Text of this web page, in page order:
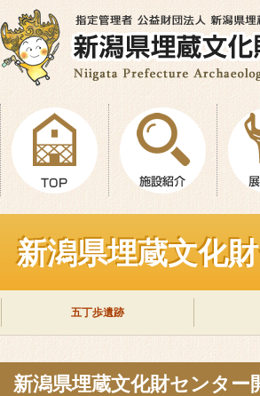
新潟県埋蔵文化
五丁歩遺跡
新潟県埋蔵文化財センター